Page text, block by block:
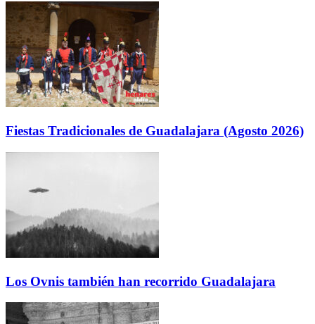
Fiestas Tradicionales de Guadalajara (Agosto 2026)
Los Ovnis también han recorrido Guadalajara